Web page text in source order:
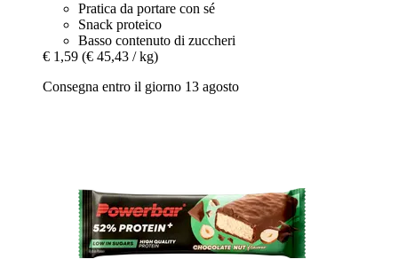
Pratica da portare con sé
Snack proteico
Basso contenuto di zuccheri
€ 1,59 (€ 45,43 / kg)
Consegna entro il giorno 13 agosto